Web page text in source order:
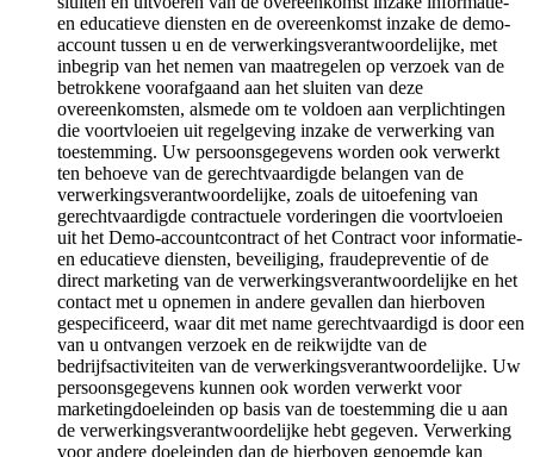
en educatieve diensten en de overeenkomst inzake de demo-
account tussen u en de verwerkingsverantwoordelijke, met
inbegrip van het nemen van maatregelen op verzoek van de
betrokkene voorafgaand aan het sluiten van deze
overeenkomsten, alsmede om te voldoen aan verplichtingen
die voortvloeien uit regelgeving inzake de verwerking van
toestemming. Uw persoonsgegevens worden ook verwerkt
ten behoeve van de gerechtvaardigde belangen van de
verwerkingsverantwoordelijke, zoals de uitoefening van
gerechtvaardigde contractuele vorderingen die voortvloeien
uit het Demo-accountcontract of het Contract voor informatie-
en educatieve diensten, beveiliging, fraudepreventie of de
direct marketing van de verwerkingsverantwoordelijke en het
contact met u opnemen in andere gevallen dan hierboven
gespecificeerd, waar dit met name gerechtvaardigd is door een
van u ontvangen verzoek en de reikwijdte van de
bedrijfsactiviteiten van de verwerkingsverantwoordelijke. Uw
persoonsgegevens kunnen ook worden verwerkt voor
marketingdoeleinden op basis van de toestemming die u aan
de verwerkingsverantwoordelijke hebt gegeven. Verwerking
voor andere doeleinden dan de hierboven genoemde kan